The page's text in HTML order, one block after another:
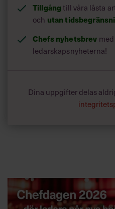
Tillgångtill våra låsta
och utan
Chefs nyhetsbrev
ledarskapsnyheterna!
Dina uppgifter delas